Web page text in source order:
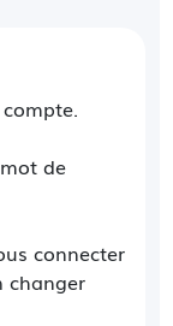
de
connecter
changer